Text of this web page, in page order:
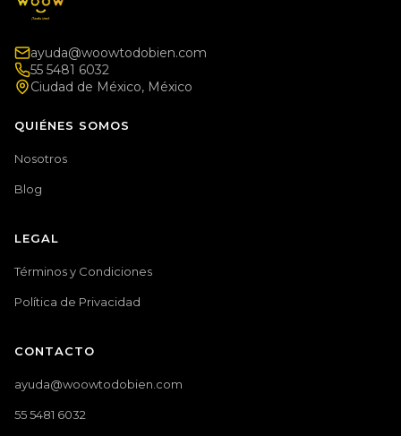
ayuda@woowtodobien.com
55 5481 6032
Ciudad de México, México
QUIÉNES SOMOS
Nosotros
Blog
LEGAL
Términos y Condiciones
Política de Privacidad
CONTACTO
ayuda@woowtodobien.com
55 5481 6032